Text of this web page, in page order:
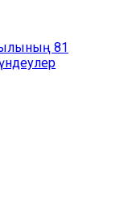
81